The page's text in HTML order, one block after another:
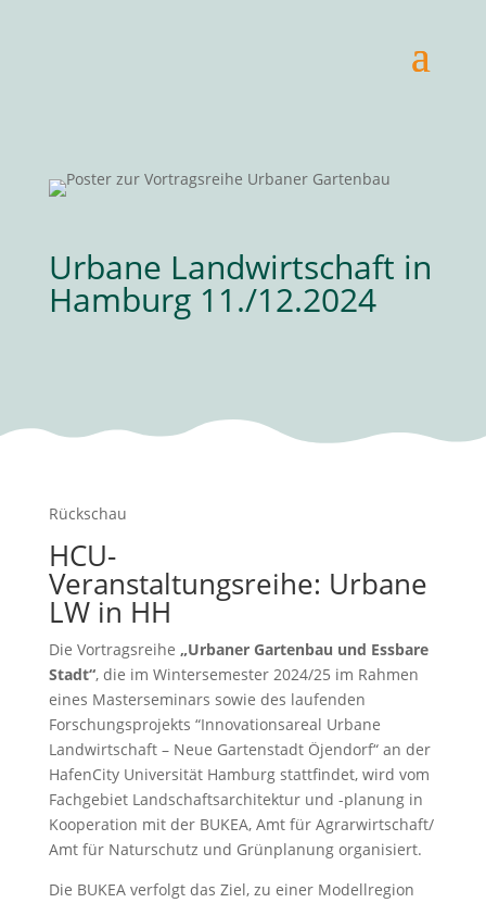
Urbane Landwirtschaft in
Hamburg 11./12.2024
Rückschau
HCU-
Veranstaltungsreihe: Urbane
LW in HH
Die Vortragsreihe „Urbaner Gartenbau und Essbare
Stadt“, die im Wintersemester 2024/25 im Rahmen
eines Masterseminars sowie des laufenden
Forschungsprojekts “Innovationsareal Urbane
Landwirtschaft – Neue Gartenstadt Öjendorf“ an der
HafenCity Universität Hamburg stattfindet, wird vom
Fachgebiet Landschaftsarchitektur und -planung in
Kooperation mit der BUKEA, Amt für Agrarwirtschaft/
Amt für Naturschutz und Grünplanung organisiert.
Die BUKEA verfolgt das Ziel, zu einer Modellregion